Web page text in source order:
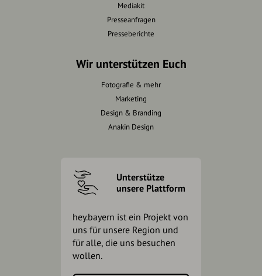
Mediakit
Presseanfragen
Presseberichte
Wir unterstützen Euch
Fotografie & mehr
Marketing
Design & Branding
Anakin Design
Unterstütze
unsere Plattform
hey.bayern ist ein Projekt von
uns für unsere Region und
für alle, die uns besuchen
wollen.